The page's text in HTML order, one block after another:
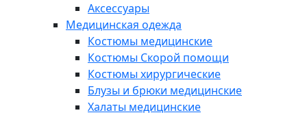
Аксессуары
Медицинская одежда
Костюмы медицинские
Костюмы Скорой помощи
Костюмы хирургические
Блузы и брюки медицинские
Халаты медицинские